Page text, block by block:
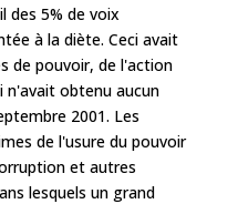
des 5% de voix
à la diète. Ceci avait
de pouvoir, de l'action
n'avait obtenu aucun
2001. Les
de l'usure du pouvoir
et autres
lesquels un grand